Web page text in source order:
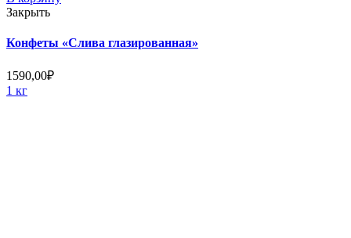
Закрыть
Конфеты «Слива глазированная»
1590,00₽
1 кг